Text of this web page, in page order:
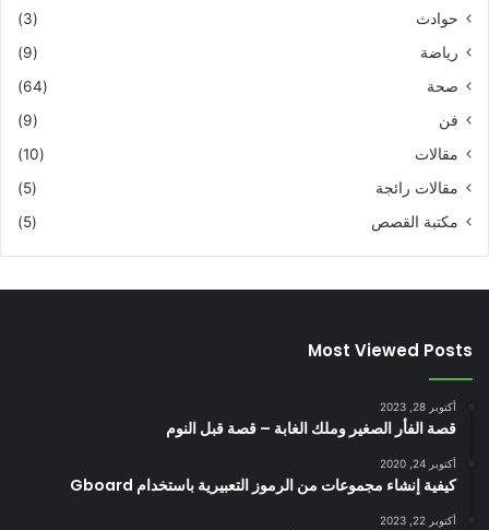
حوادث
(3)
رياضة
(9)
صحة
(64)
فن
(9)
مقالات
(10)
مقالات رائجة
(5)
مكتبة القصص
(5)
Most Viewed Posts
أكتوبر 28, 2023
قصة الفأر الصغير وملك الغابة – قصة قبل النوم
أكتوبر 24, 2020
كيفية إنشاء مجموعات من الرموز التعبيرية باستخدام Gboard
أكتوبر 22, 2023